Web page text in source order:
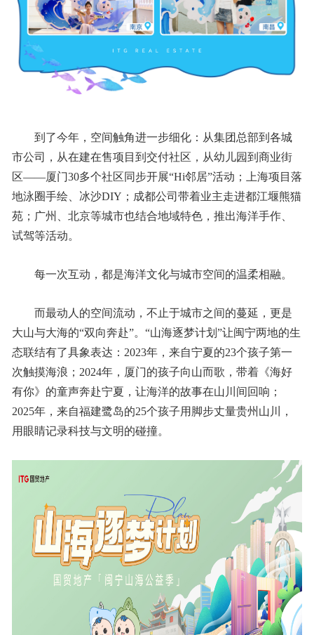
到了今年，空间触角进一步细化：从集团总部到各城
市公司，从在建在售项目到交付社区，从幼儿园到商业街
区——厦门30多个社区同步开展“Hi邻居”活动；上海项目落
地泳圈手绘、冰沙DIY；成都公司带着业主走进都江堰熊猫
苑；广州、北京等城市也结合地域特色，推出海洋手作、
试驾等活动。
每一次互动，都是海洋文化与城市空间的温柔相融。
而最动人的空间流动，不止于城市之间的蔓延，更是
大山与大海的“双向奔赴”。“山海逐梦计划”让闽宁两地的生
态联结有了具象表达：2023年，来自宁夏的23个孩子第一
次触摸海浪；2024年，厦门的孩子向山而歌，带着《海好
有你》的童声奔赴宁夏，让海洋的故事在山川间回响；
2025年，来自福建鹭岛的25个孩子用脚步丈量贵州山川，
用眼睛记录科技与文明的碰撞。